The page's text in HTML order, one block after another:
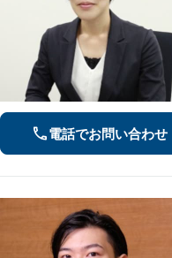
電話でお問い合わせ